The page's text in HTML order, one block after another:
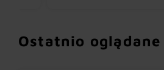
Ostatnio oglądane